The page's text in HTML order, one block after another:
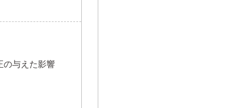
与えた影響